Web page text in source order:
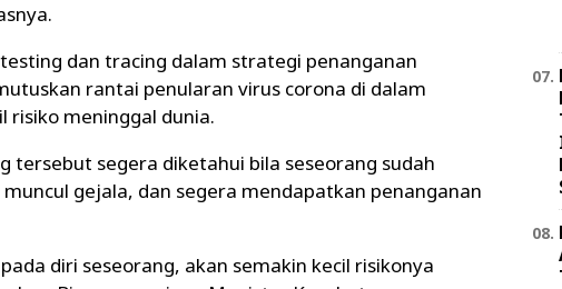
dan tracing dalam strategi penanganan
rantai penularan virus corona di dalam
meninggal dunia.
tersebut segera diketahui bila seseorang sudah
gejala, dan segera mendapatkan penanganan
diri seseorang, akan semakin kecil risikonya